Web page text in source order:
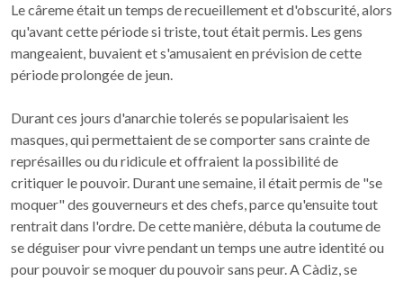
Le câreme était un temps de recueillement et d'obscurité, alors
qu'avant cette période si triste, tout était permis. Les gens
mangeaient, buvaient et s'amusaient en prévision de cette
période prolongée de jeun.
Durant ces jours d'anarchie tolerés se popularisaient les
masques, qui permettaient de se comporter sans crainte de
représailles ou du ridicule et offraient la possibilité de
critiquer le pouvoir. Durant une semaine, il était permis de "se
moquer" des gouverneurs et des chefs, parce qu'ensuite tout
rentrait dans l'ordre. De cette manière, débuta la coutume de
se déguiser pour vivre pendant un temps une autre identité ou
pour pouvoir se moquer du pouvoir sans peur. A Càdiz, se